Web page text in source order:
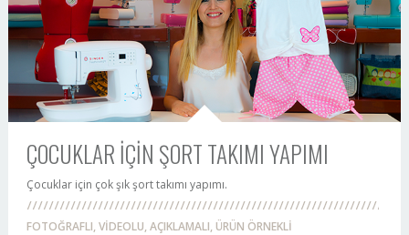
ÇOCUKLAR İÇİN ŞORT TAKIMI YAPIMI
Çocuklar için çok şık şort takımı yapımı.
FOTOĞRAFLI, VİDEOLU, AÇIKLAMALI, ÜRÜN ÖRNEKLİ